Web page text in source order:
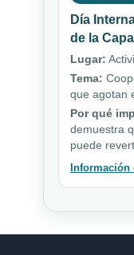
Día
de la
Lugar:
Tema:
que agotan
Por qué
demuestra
puede
Información